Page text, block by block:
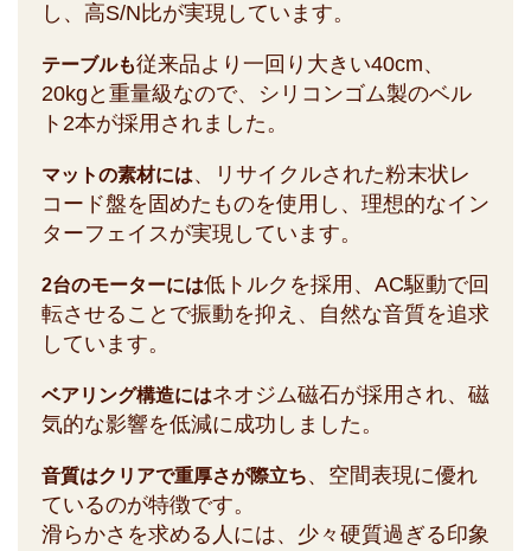
し、高S/N比が実現しています。
テーブルも従来品より一回り大きい40cm、
20kgと重量級なので、シリコンゴム製のベル
ト2本が採用されました。
マットの素材には、リサイクルされた粉末状レ
コード盤を固めたものを使用し、理想的なイン
ターフェイスが実現しています。
2台のモーターには低トルクを採用、AC駆動で回
転させることで振動を抑え、自然な音質を追求
しています。
ベアリング構造にはネオジム磁石が採用され、磁
気的な影響を低減に成功しました。
音質はクリアで重厚さが際立ち、空間表現に優れ
ているのが特徴です。
滑らかさを求める人には、少々硬質過ぎる印象